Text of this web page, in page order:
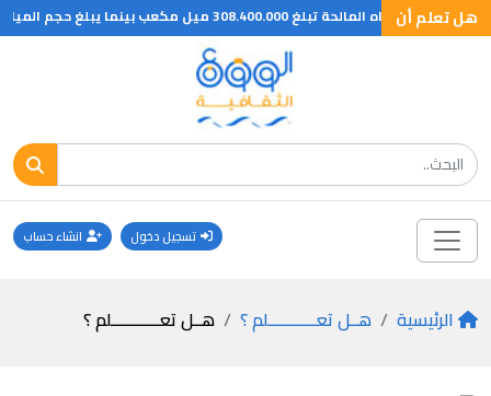
هل تعلم أن
المالحة تبلغ 308.400.000 ميل مكعب بينما يبلغ حجم المياه العذبة 8.400.000 ميل مكعب تقريبا
تسجيل دخول انشاء حساب
الرئيسية هــل تعـــــــــــلم ؟ هــل تعـــــــــــلم ؟